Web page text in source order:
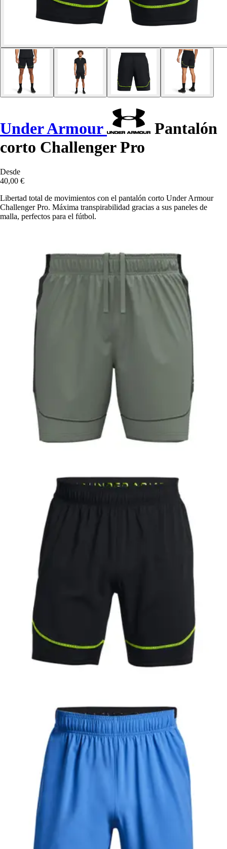
Under Armour
Pantalón
corto Challenger Pro
Desde
40,00 €
Libertad total de movimientos con el pantalón corto Under Armour
Challenger Pro. Máxima transpirabilidad gracias a sus paneles de
malla, perfectos para el fútbol.